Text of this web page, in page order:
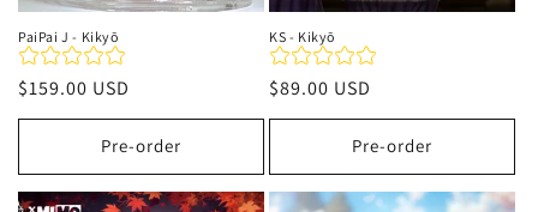
PaiPai J - Kikyō
Precio
habitual
$159.00 USD
Pre-order
KS - Kikyō
Precio
habitual
$89.00 USD
Pre-order